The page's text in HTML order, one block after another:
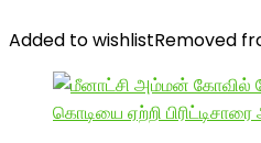
Added to wishlistRemoved